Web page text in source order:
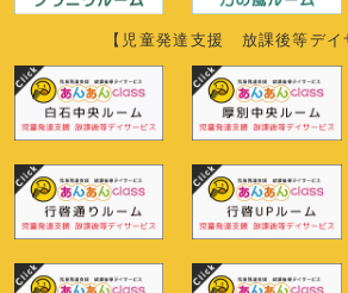
【児童発達支援 放課後等デイ